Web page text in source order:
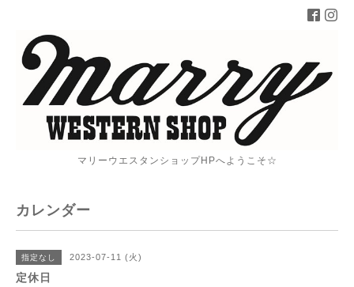
マリーウエスタンショップHPへようこそ☆
カレンダー
指定なし 2023-07-11 (火)
定休日